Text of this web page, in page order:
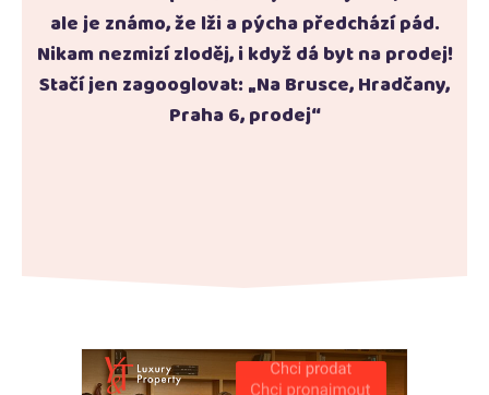
ale je známo, že lži a pýcha předchází pád.
Nikam nezmizí zloděj, i když dá byt na prodej!
Stačí jen zagooglovat: „Na Brusce, Hradčany,
Praha 6, prodej“